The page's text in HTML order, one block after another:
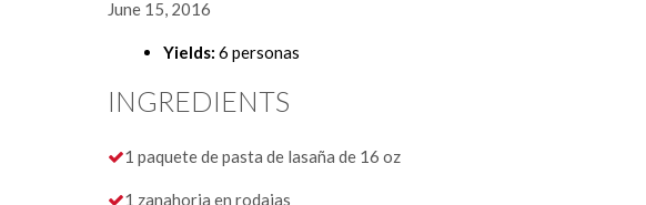
June 15, 2016
Yields: 6 personas
INGREDIENTS
1 paquete de pasta de lasaña de 16 oz
1 zanahoria en rodajas